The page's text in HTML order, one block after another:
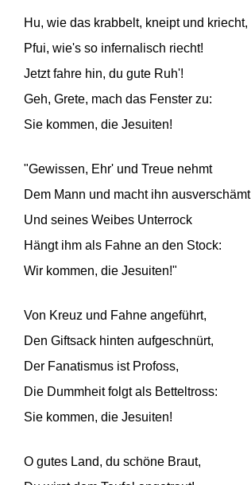
Hu, wie das krabbelt, kneipt und kriecht,
Pfui, wie's so infernalisch riecht!
Jetzt fahre hin, du gute Ruh'!
Geh, Grete, mach das Fenster zu:
Sie kommen, die Jesuiten!
"Gewissen, Ehr' und Treue nehmt
Dem Mann und macht ihn ausverschämt
Und seines Weibes Unterrock
Hängt ihm als Fahne an den Stock:
Wir kommen, die Jesuiten!"
Von Kreuz und Fahne angeführt,
Den Giftsack hinten aufgeschnürt,
Der Fanatismus ist Profoss,
Die Dummheit folgt als Betteltross:
Sie kommen, die Jesuiten!
O gutes Land, du schöne Braut,